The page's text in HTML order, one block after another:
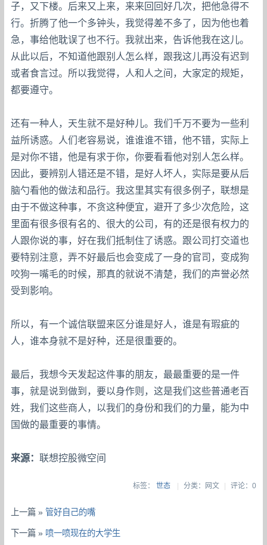
子，又下楼。后来又上来，来来回回好几次，把他急得不
行。折腾了他一个多钟头，我觉得差不多了，因为他也着
急，事给他耽误了也不行。我就出来，告诉他我在这儿。
从此以后，不知道他跟别人怎么样，跟我这儿再没有迟到
或者食言过。所以我觉得，人和人之间，大家定的规矩，
都要遵守。
还有一种人，天生就不是好种儿。我们千万不要为一些利
益所诱惑。人们老容易说，谁谁谁不错，他不错，实际上
是对你不错，他是有求于你，你要看看他对别人怎么样。
因此，要辨别人错还是不错，是好人坏人，实际是要从后
脑勺看他的做法和品行。我这里其实有很多例子，联想是
由于不做这种事，不贪这种便宜，避开了多少次危险，这
里面有很多很有名的、很大的公司，有的还是很有权力的
人跟你说的事，好在我们抵制住了诱惑。跟公司打交道也
要特别注意，弄不好最后也会变成了一身的官司，变成狗
咬狗一嘴毛的时候，那真的就说不清楚，我们的声誉必然
受到影响。
所以，有一个诚信联盟来区分谁是好人，谁是有瑕疵的
人，谁本身就不是好种，还是很重要的。
最后，我想今天发起这件事的朋友，最最重要的是一件
事，就是说到做到，要以身作则，这是我们这些普通老百
姓，我们这些商人，以我们的身份和我们的力量，能为中
国做的最重要的事情。
来源：联想控股微空间
标签： 世态 | 分类：网文| 评论：0
上一篇 »管好自己的嘴
下一篇 » 喷一喷现在的大学生